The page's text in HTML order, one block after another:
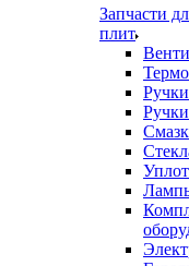
Запчасти
плит